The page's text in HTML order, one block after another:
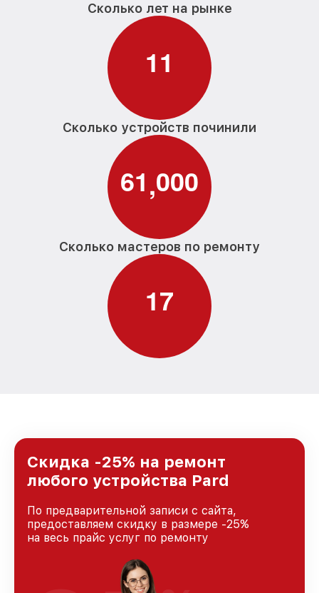
Сколько лет на рынке
11
Сколько устройств починили
61,000
Сколько мастеров по ремонту
17
Скидка -25% на ремонт
любого устройства Pard
По предварительной записи с сайта,
предоставляем скидку в размере -25%
на весь прайс услуг по ремонту